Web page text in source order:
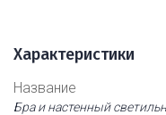
Характеристики
Название
Бра и настенный